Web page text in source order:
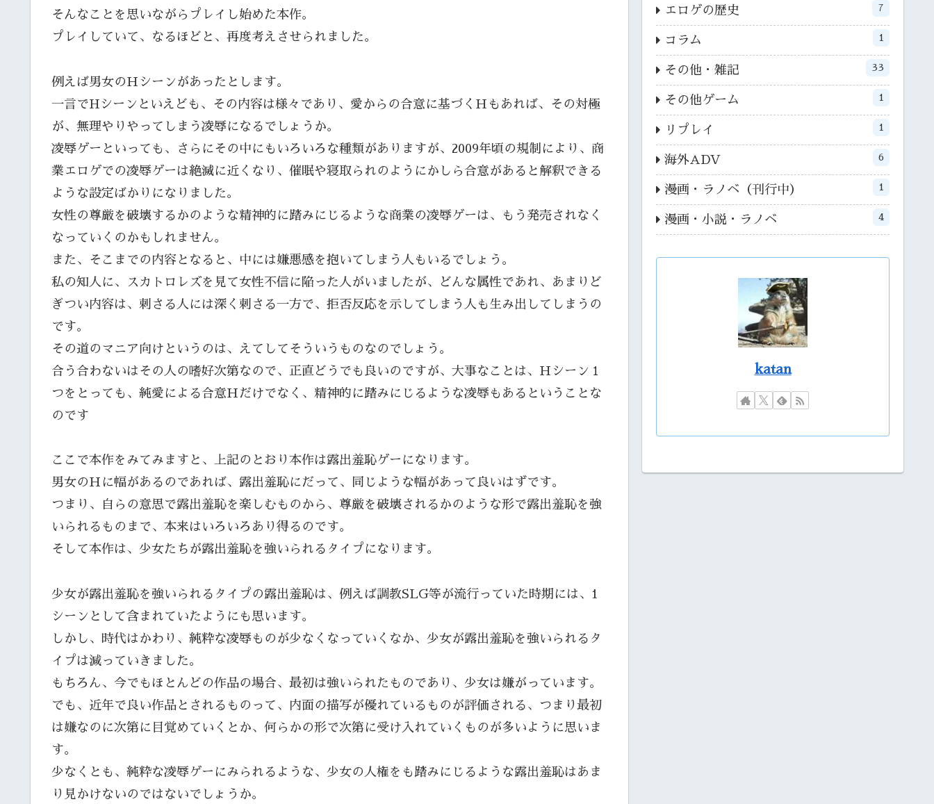
そんなことを思いながらプレイし始めた本作。
プレイしていて、なるほどと、再度考えさせられました。
例えば男女のＨシーンがあったとします。
一言でHシーンといえども、その内容は様々であり、愛からの合意に基づくＨもあれば、その対極
が、無理やりやってしまう凌辱になるでしょうか。
凌辱ゲーといっても、さらにその中にもいろいろな種類がありますが、2009年頃の規制により、商
業エロゲでの凌辱ゲーは絶滅に近くなり、催眠や寝取られのようにかしら合意があると解釈できる
ような設定ばかりになりました。
女性の尊厳を破壊するかのような精神的に踏みにじるような商業の凌辱ゲーは、もう発売されなく
なっていくのかもしれません。
また、そこまでの内容となると、中には嫌悪感を抱いてしまう人もいるでしょう。
私の知人に、スカトロレズを見て女性不信に陥った人がいましたが、どんな属性であれ、あまりど
ぎつい内容は、刺さる人には深く刺さる一方で、拒否反応を示してしまう人も生み出してしまうの
です。
その道のマニア向けというのは、えてしてそういうものなのでしょう。
合う合わないはその人の嗜好次第なので、正直どうでも良いのですが、大事なことは、Ｈシーン１
つをとっても、純愛による合意Ｈだけでなく、精神的に踏みにじるような凌辱もあるということな
のです
ここで本作をみてみますと、上記のとおり本作は露出羞恥ゲーになります。
男女のＨに幅があるのであれば、露出羞恥にだって、同じような幅があって良いはずです。
つまり、自らの意思で露出羞恥を楽しむものから、尊厳を破壊されるかのような形で露出羞恥を強
いられるものまで、本来はいろいろあり得るのです。
そして本作は、少女たちが露出羞恥を強いられるタイプになります。
少女が露出羞恥を強いられるタイプの露出羞恥は、例えば調教SLG等が流行っていた時期には、1
シーンとして含まれていたようにも思います。
しかし、時代はかわり、純粋な凌辱ものが少なくなっていくなか、少女が露出羞恥を強いられるタ
イプは減っていきました。
もちろん、今でもほとんどの作品の場合、最初は強いられたものであり、少女は嫌がっています。
でも、近年で良い作品とされるものって、内面の描写が優れているものが評価される、つまり最初
は嫌なのに次第に目覚めていくとか、何らかの形で次第に受け入れていくものが多いように思いま
す。
少なくとも、純粋な凌辱ゲーにみられるような、少女の人権をも踏みにじるような露出羞恥はあま
り見かけないのではないでしょうか。
エロゲの歴史 7
コラム 1
その他・雑記 33
その他ゲーム 1
リプレイ 1
海外ADV 6
漫画・ラノベ（刊行中） 1
漫画・小説・ラノベ 4
katan